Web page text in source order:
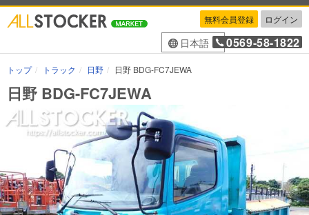
無料会員登録 ログイン
日本語 0569-58-1822
トップ トラック 日野 日野 BDG-FC7JEWA
日野 BDG-FC7JEWA